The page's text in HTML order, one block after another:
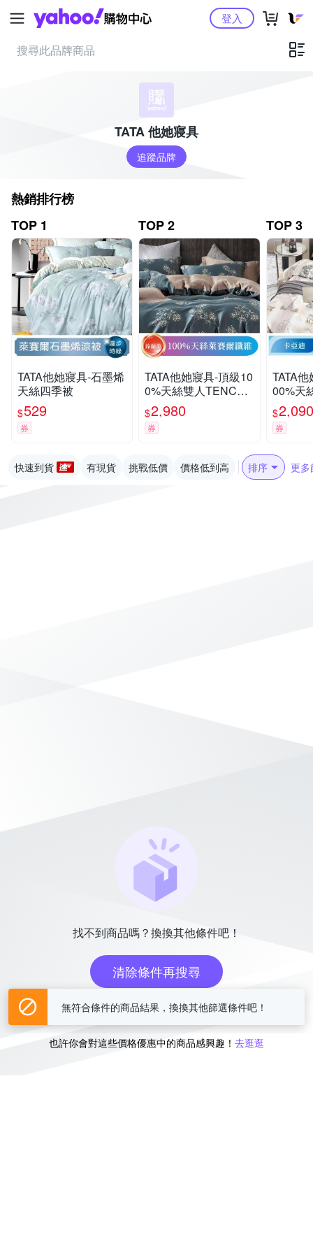
Yahoo購物中心登入
TATA 他她寢具
追蹤品牌
熱銷排行榜
TOP 1
TATA他她寢具-石墨烯
天絲四季被
$529
券
TOP 2
TATA他她寢具-頂級10
0%天絲雙人TENCEL
六件式兩用被床罩組
多色任選
$2,980
券
TOP 3
TATA
00%天
組-加大
$2,090
券
快速到貨 有現貨 挑戰低價 價格低到高 排序 更多
找不到商品嗎？換換其他條件吧！
清除條件再搜尋
或
也許你會對這些價格優惠中的商品感興趣！ 去逛逛
無符合條件的商品結果，換換其他篩選條件吧！